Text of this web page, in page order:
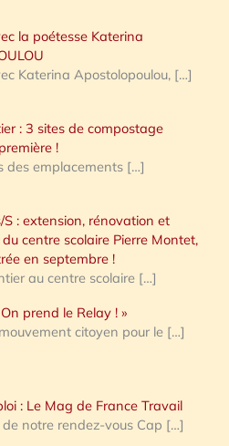
la poétesse Katerina
Katerina Apostolopoulou, […]
: 3 sites de compostage
!
des emplacements […]
: extension, rénovation et
centre scolaire Pierre Montet,
en septembre !
au centre scolaire […]
prend le Relay ! »
citoyen pour le […]
: Le Mag de France Travail
notre rendez-vous Cap […]